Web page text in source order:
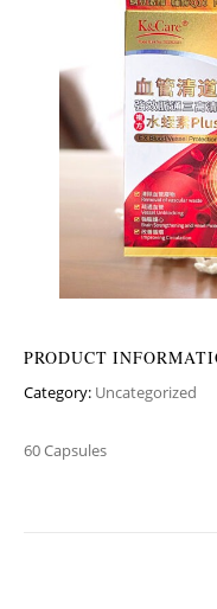
PRODUCT
Category: Uncategorized
60 Capsules